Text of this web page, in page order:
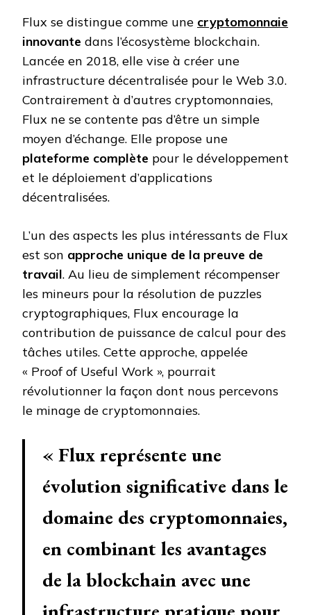
Flux se distingue comme une cryptomonnaie
innovante dans l’écosystème blockchain.
Lancée en 2018, elle vise à créer une
infrastructure décentralisée pour le Web 3.0.
Contrairement à d’autres cryptomonnaies,
Flux ne se contente pas d’être un simple
moyen d’échange. Elle propose une
plateforme complète pour le développement
et le déploiement d’applications
décentralisées.
L’un des aspects les plus intéressants de Flux
est son approche unique de la preuve de
travail. Au lieu de simplement récompenser
les mineurs pour la résolution de puzzles
cryptographiques, Flux encourage la
contribution de puissance de calcul pour des
tâches utiles. Cette approche, appelée
« Proof of Useful Work », pourrait
révolutionner la façon dont nous percevons
le minage de cryptomonnaies.
« Flux représente une
évolution significative dans le
domaine des cryptomonnaies,
en combinant les avantages
de la blockchain avec une